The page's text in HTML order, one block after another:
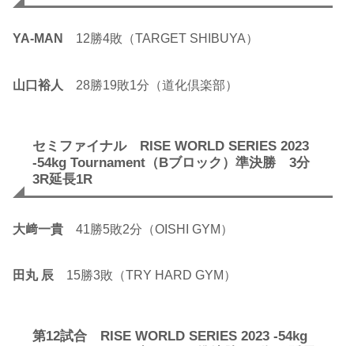
YA-MAN 12勝4敗（TARGET SHIBUYA）
山口裕人 28勝19敗1分（道化倶楽部）
セミファイナル RISE WORLD SERIES 2023
-54kg Tournament（Bブロック）準決勝 3分
3R延長1R
大﨑一貴 41勝5敗2分（OISHI GYM）
田丸 辰 15勝3敗（TRY HARD GYM）
第12試合 RISE WORLD SERIES 2023 -54kg